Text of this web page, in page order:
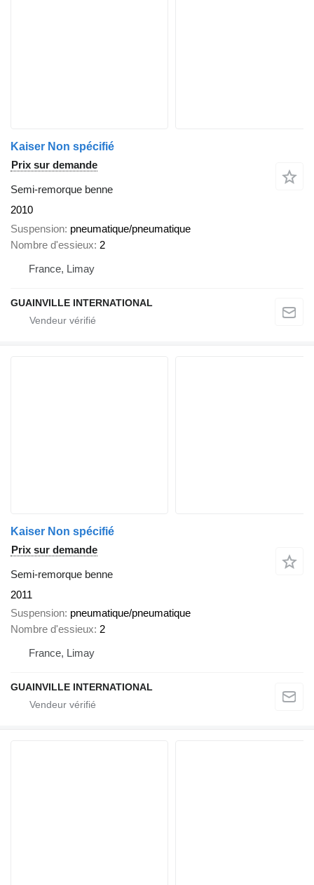
Kaiser Non spécifié
Prix sur demande
Semi-remorque benne
2010
Suspension pneumatique/pneumatique
Nombre d'essieux 2
France, Limay
GUAINVILLE INTERNATIONAL
Kaiser Non spécifié
Prix sur demande
Semi-remorque benne
2011
Suspension pneumatique/pneumatique
Nombre d'essieux 2
France, Limay
GUAINVILLE INTERNATIONAL